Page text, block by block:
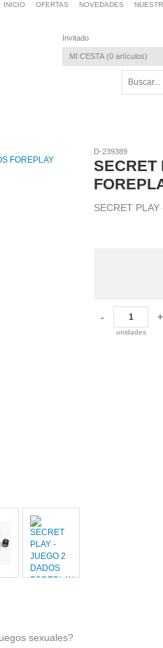
Invitado
MI CESTA 0 artículos
INICIO OFERTAS NOVEDADES
D-239389
SECRET
SECRET
-
unidades
+
sexuales?